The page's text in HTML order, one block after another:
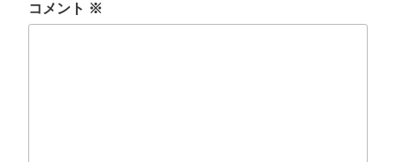
コメント ※